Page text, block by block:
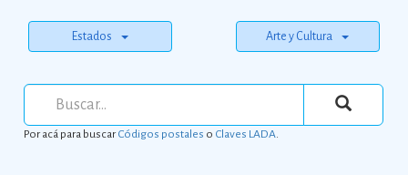
Estados Arte y Cultura
Por acá para buscarCódigos postales o Claves LADA.